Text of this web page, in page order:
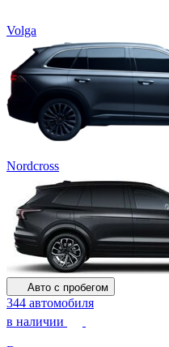
Volga
Nordcross
Авто с пробегом
344 автомобиля
в наличии